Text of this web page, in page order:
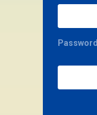
Password